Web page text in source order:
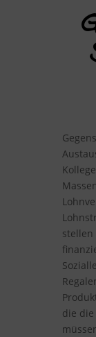
stellen
die